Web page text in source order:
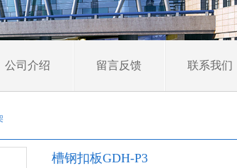
公司介绍 留言反馈 联系我们
槽钢扣板GDH-P3